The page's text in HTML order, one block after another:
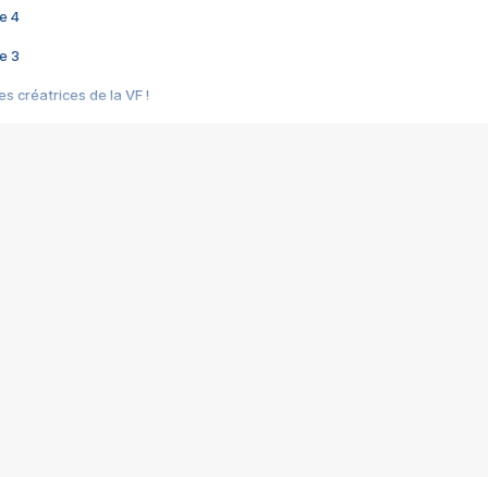
4
3
créatrices de la VF !